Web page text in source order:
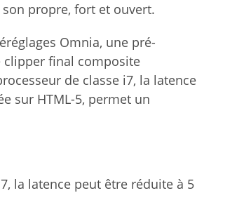
propre, fort et ouvert.
Omnia, une pré-
clipper final composite
de classe i7, la latence
sur HTML-5, permet un
la latence peut être réduite à 5